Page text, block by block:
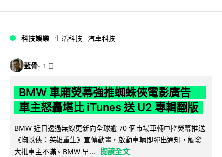
科技娛樂 生活科技 汽車科技
藍骨 1 日
BMW 車廂熒幕強推蜘蛛俠電影廣告
車主怒轟堪比 iTunes 送 U2 專輯翻版
BMW 近日透過無線更新向全球逾 70 個市場車輛中控熒幕推送
《蜘蛛俠：英雄重生》宣傳動畫，啟動車輛即彈出通知，觸發
大批車主不滿。BMW 早...
閱讀全文